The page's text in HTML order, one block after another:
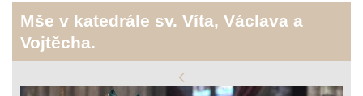
Mše v katedrále sv. Víta, Václava a
Vojtěcha.